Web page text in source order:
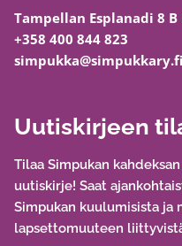
Tampellan Esplanadi 8 B
+358 400 844 823
simpukka@simpukkary.fi
Uutiskirjeen
Tilaa Simpukan
uutiskirje! Saat
Simpukan kuulumisista ja
lapsettomuuteen